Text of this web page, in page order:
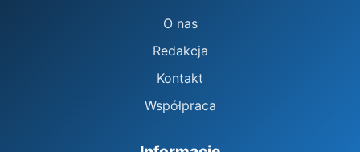
O nas
Redakcja
Kontakt
Współpraca